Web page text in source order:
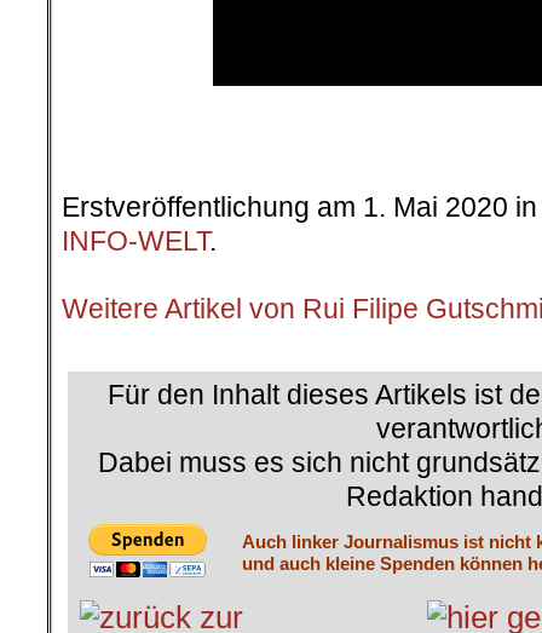
Erstveröffentlichung am 1. Mai 2020
INFO-WELT.
Weitere Artikel von Rui Filipe
Für den Inhalt dieses Artikels ist
Dabei muss es sich nicht
Redaktion
Auch linker Journalismus ist nicht
und auch kleine Spenden können